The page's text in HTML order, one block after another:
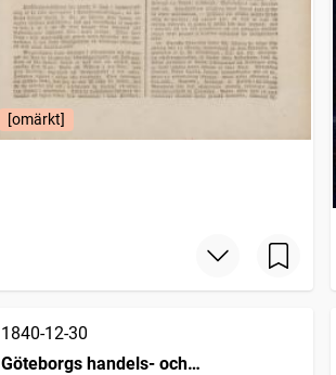
[omärkt]
1840-12-30
Göteborgs handels- och